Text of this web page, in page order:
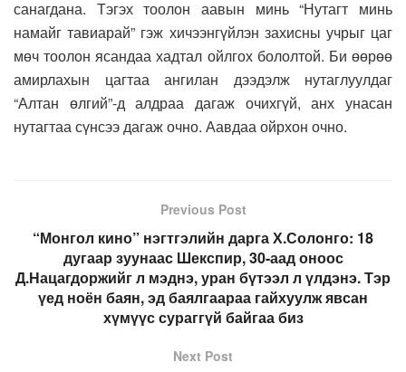
санагдана. Тэгэх тоолон аавын минь “Нутагт минь
намайг тавиарай” гэж хичээнгүйлэн захисны учрыг цаг
мөч тоолон ясандаа хадтал ойлгох бололтой. Би өөрөө
амирлахын цагтаа ангилан дээдэлж нутаглуулдаг
“Алтан өлгий”-д алдраа дагаж очихгүй, анх унасан
нутагтаа сүнсээ дагаж очно. Аавдаа ойрхон очно.
Previous Post
“Монгол кино” нэгтгэлийн дарга Х.Солонго: 18
дугаар зуунаас Шекспир, 30-аад оноос
Д.Нацагдоржийг л мэднэ, уран бүтээл л үлдэнэ. Тэр
үед ноён баян, эд баялгаараа гайхуулж явсан
хүмүүс сураггүй байгаа биз
Next Post